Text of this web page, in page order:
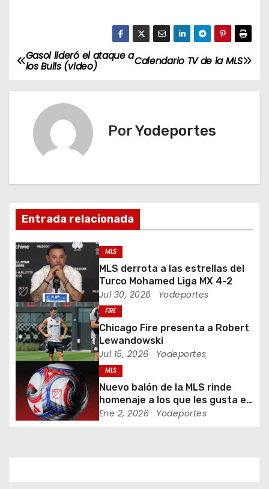
N
a
a
c
i
ó
n
d
e
e
n
t
Calendario TV de la MLS
Gasol lideró el ataque a
los Bulls (video)
PorYodeportes
Entrada relacionada
MLS
MLS derrota a las estrellas del
Turco Mohamed Liga MX 4-2
Jul 30, 2026 Yodeportes
FIRE
Chicago Fire presenta a Robert
Lewandowski
Jul 15, 2026 Yodeportes
MLS
Nuevo balón de la MLS rinde
homenaje a los que les gusta el
fútbol
Ene 2, 2026 Yodeportes